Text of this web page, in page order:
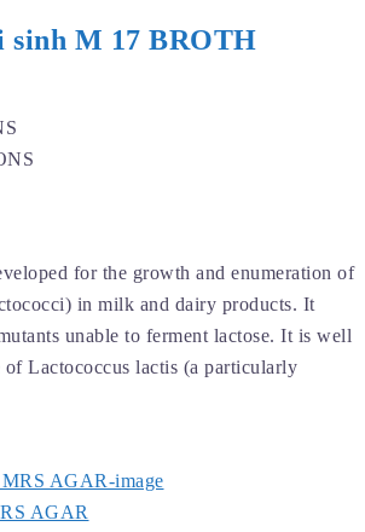
M 17 BROTH
for the growth and enumeration of
in milk and dairy products. It
unable to ferment lactose. It is well
of Lactococcus lactis (a particularly
AGAR